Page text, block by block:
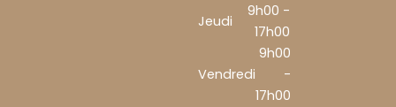
Jeudi
9h00 -
17h00
Vendredi
9h00
-
17h00